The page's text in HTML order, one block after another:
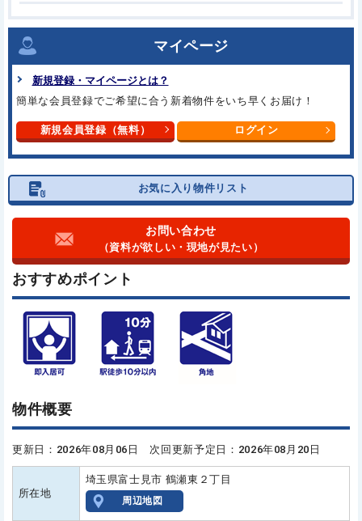
マイページ
新規登録・マイページとは？
簡単な会員登録でご希望に合う 新着物件をいち早くお届け！
新規会員登録（無料） ログイン
お気に入り物件リスト
お問い合わせ
（資料が欲しい・現地が見たい）
おすすめポイント
物件概要
更新日：2026年08月06日 次回更新予定日：2026年08月20日
所在地
埼玉県富士見市 鶴瀬東２丁目
周辺地図